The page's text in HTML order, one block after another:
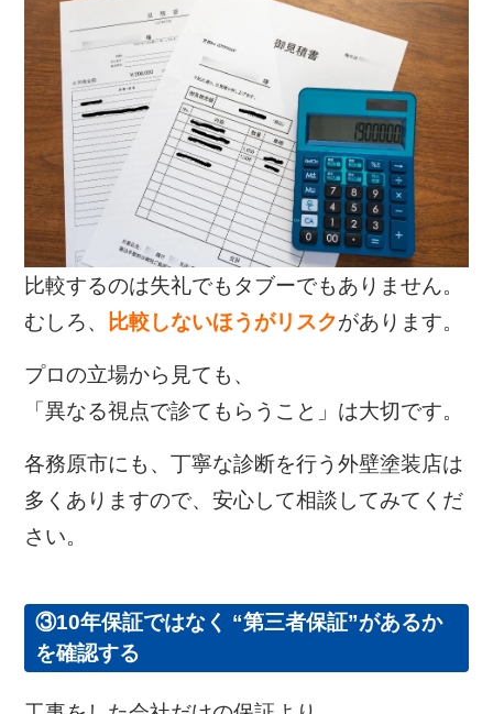
比較するのは失礼でもタブーでもありません。
むしろ、
比較しないほうがリスクがあります。
プロの立場から見ても、
「異なる視点で診てもらうこと」は大切です。
各務原市にも、丁寧な診断を行う外壁塗装店は
多くありますので、安心して相談してみてくだ
さい。
③10年保証ではなく “第三者保証”があるか
を確認する